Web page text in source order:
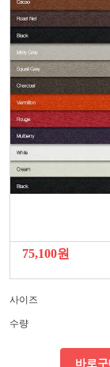
75,100원
사이즈
수량
바로구